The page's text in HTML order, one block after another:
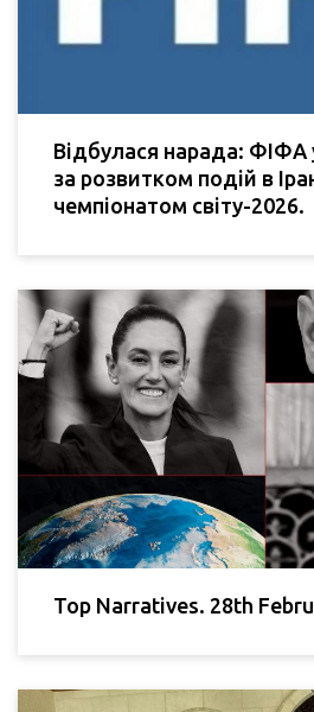
Відбулася нарада: ФІФА
за розвитком подій в
чемпіонатом світу-2026.
Top Narratives. 28th